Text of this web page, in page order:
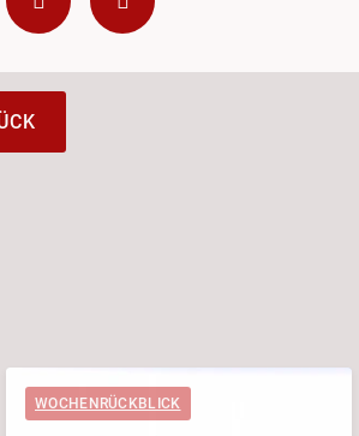
WOCHENRÜCKBLICK